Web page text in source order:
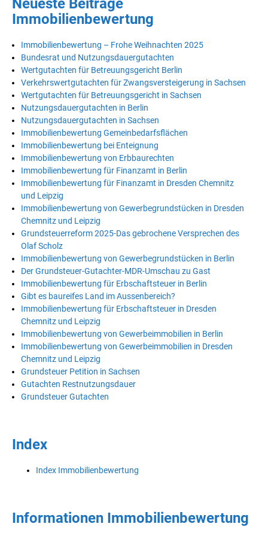
Neueste Beiträge
Immobilienbewertung
Immobilienbewertung – Frohe Weihnachten 2025
Bundesrat und Nutzungsdauergutachten
Wertgutachten für Betreuungsgericht Berlin
Verkehrswertgutachten für Zwangsversteigerung in Sachsen
Wertgutachten für Betreuungsgericht in Sachsen
Nutzungsdauergutachten in Berlin
Nutzungsdauergutachten in Sachsen
Immobilienbewertung Gemeinbedarfsflächen
Immobilienbewertung bei Enteignung
Immobilienbewertung von Erbbaurechten
Immobilienbewertung für Finanzamt in Berlin
Immobilienbewertung für Finanzamt in Dresden Chemnitz
und Leipzig
Immobilienbewertung von Gewerbegrundstücken in Dresden
Chemnitz und Leipzig
Grundsteuerreform 2025-Das gebrochene Versprechen des
Olaf Scholz
Immobilienbewertung von Gewerbegrundstücken in Berlin
Der Grundsteuer-Gutachter-MDR-Umschau zu Gast
Immobilienbewertung für Erbschaftsteuer in Berlin
Gibt es baureifes Land im Aussenbereich?
Immobilienbewertung für Erbschaftsteuer in Dresden
Chemnitz und Leipzig
Immobilienbewertung von Gewerbeimmobilien in Berlin
Immobilienbewertung von Gewerbeimmobilien in Dresden
Chemnitz und Leipzig
Grundsteuer Petition in Sachsen
Gutachten Restnutzungsdauer
Grundsteuer Gutachten
Index
Index Immobilienbewertung
Informationen Immobilienbewertung